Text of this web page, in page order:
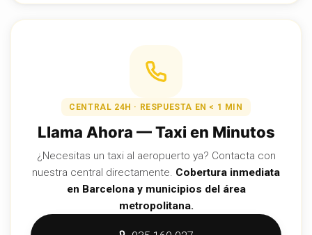
CENTRAL 24H · RESPUESTA EN < 1 MIN
Llama Ahora — Taxi en Minutos
¿Necesitas un taxi al aeropuerto ya? Contacta con
nuestra central directamente. Cobertura inmediata
en Barcelona y municipios del área
metropolitana.